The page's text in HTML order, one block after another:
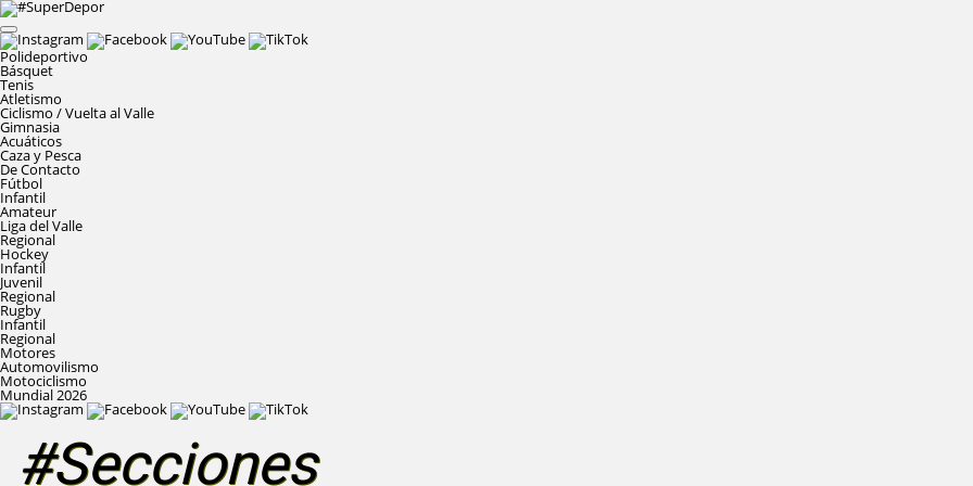
Polideportivo
Básquet
Tenis
Atletismo
Ciclismo / Vuelta al Valle
Gimnasia
Acuáticos
Caza y Pesca
De Contacto
Fútbol
Infantil
Amateur
Liga del Valle
Regional
Hockey
Infantil
Juvenil
Regional
Rugby
Infantil
Regional
Motores
Automovilismo
Motociclismo
Mundial 2026
#Secciones